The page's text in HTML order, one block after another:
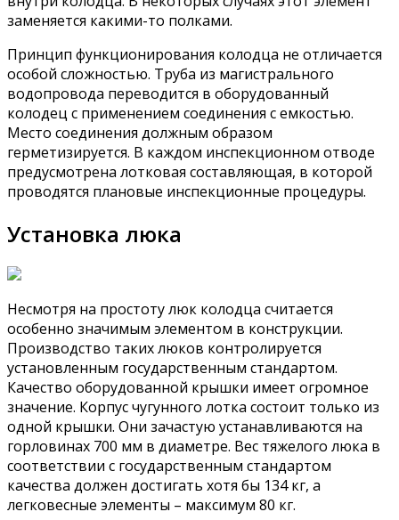
заменяется какими-то полками.
Принцип функционирования колодца не отличается
особой сложностью. Труба из магистрального
водопровода переводится в оборудованный
колодец с применением соединения с емкостью.
Место соединения должным образом
герметизируется. В каждом инспекционном отводе
предусмотрена лотковая составляющая, в которой
проводятся плановые инспекционные процедуры.
Установка люка
Несмотря на простоту люк колодца считается
особенно значимым элементом в конструкции.
Производство таких люков контролируется
установленным государственным стандартом.
Качество оборудованной крышки имеет огромное
значение. Корпус чугунного лотка состоит только из
одной крышки. Они зачастую устанавливаются на
горловинах 700 мм в диаметре. Вес тяжелого люка в
соответствии с государственным стандартом
качества должен достигать хотя бы 134 кг, а
легковесные элементы – максимум 80 кг.